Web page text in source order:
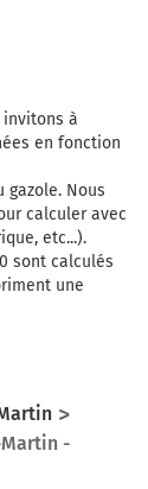
invitons à
en fonction
Nous
calculer avec
etc...).
sont calculés
une
-